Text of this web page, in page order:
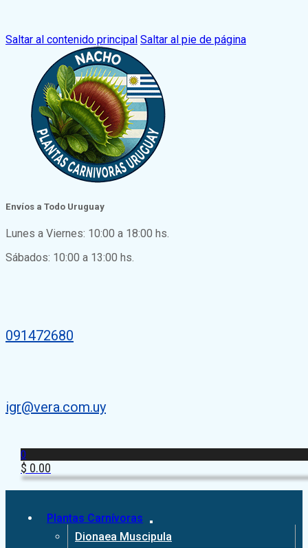
Saltar al contenido principal Saltar al pie de página
Envíos a Todo Uruguay
Lunes a Viernes: 10:00 a 18:00 hs.
Sábados: 10:00 a 13:00 hs.
091472680
igr@vera.com.uy
0
$ 0.00
Plantas Carnívoras
Dionaea Muscipula